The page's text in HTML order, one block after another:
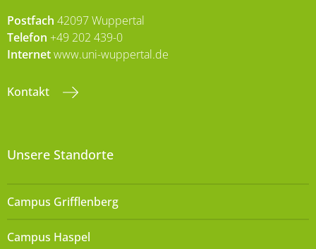
Postfach 42097 Wuppertal
Telefon +49 202 439-0
Internetwww.uni-wuppertal.de
Kontakt
Unsere Standorte
Campus Grifflenberg
Campus Haspel